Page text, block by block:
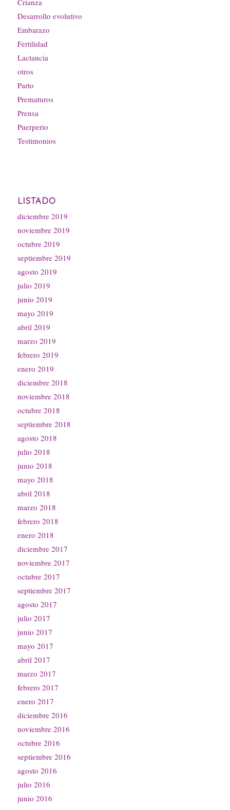
Desarrollo evolutivo
Embarazo
Fertilidad
Lactancia
otros
Parto
Prematuros
Prensa
Puerperio
Testimonios
LISTADO
diciembre 2019
noviembre 2019
octubre 2019
septiembre 2019
agosto 2019
julio 2019
junio 2019
mayo 2019
abril 2019
marzo 2019
febrero 2019
enero 2019
diciembre 2018
noviembre 2018
octubre 2018
septiembre 2018
agosto 2018
julio 2018
junio 2018
mayo 2018
abril 2018
marzo 2018
febrero 2018
enero 2018
diciembre 2017
noviembre 2017
octubre 2017
septiembre 2017
agosto 2017
julio 2017
junio 2017
mayo 2017
abril 2017
marzo 2017
febrero 2017
enero 2017
diciembre 2016
noviembre 2016
octubre 2016
septiembre 2016
agosto 2016
julio 2016
junio 2016